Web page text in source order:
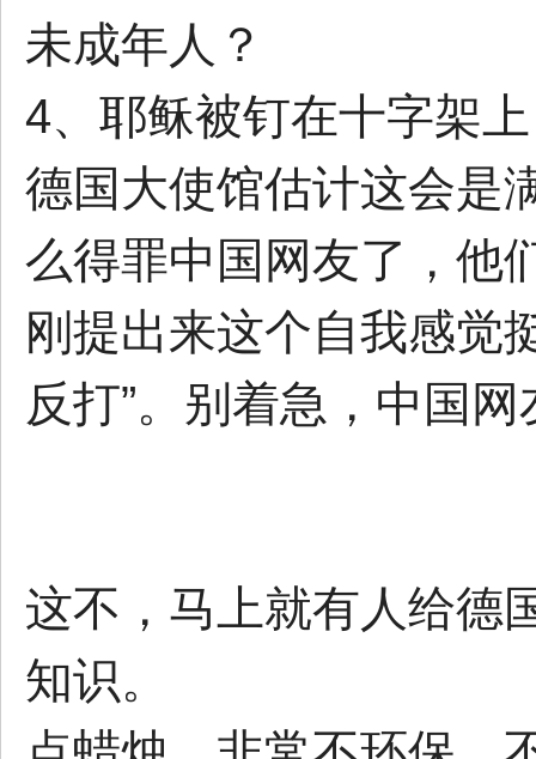
未成年人？
4、耶稣被钉在十字架
德国大使馆估计这会是
么得罪中国网友了，他
刚提出来这个自我感觉
反打”。别着急，中国
这不，马上就有人给德
知识。